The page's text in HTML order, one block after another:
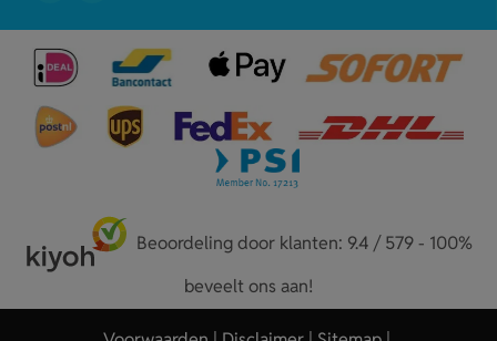
Beoordeling door klanten: 9.4 / 579 - 100%
beveelt ons aan!